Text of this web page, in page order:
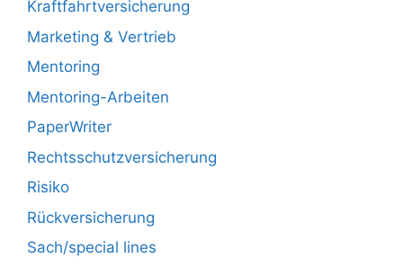
Kraftfahrtversicherung
Marketing & Vertrieb
Mentoring
Mentoring-Arbeiten
PaperWriter
Rechtsschutzversicherung
Risiko
Rückversicherung
Sach/special lines